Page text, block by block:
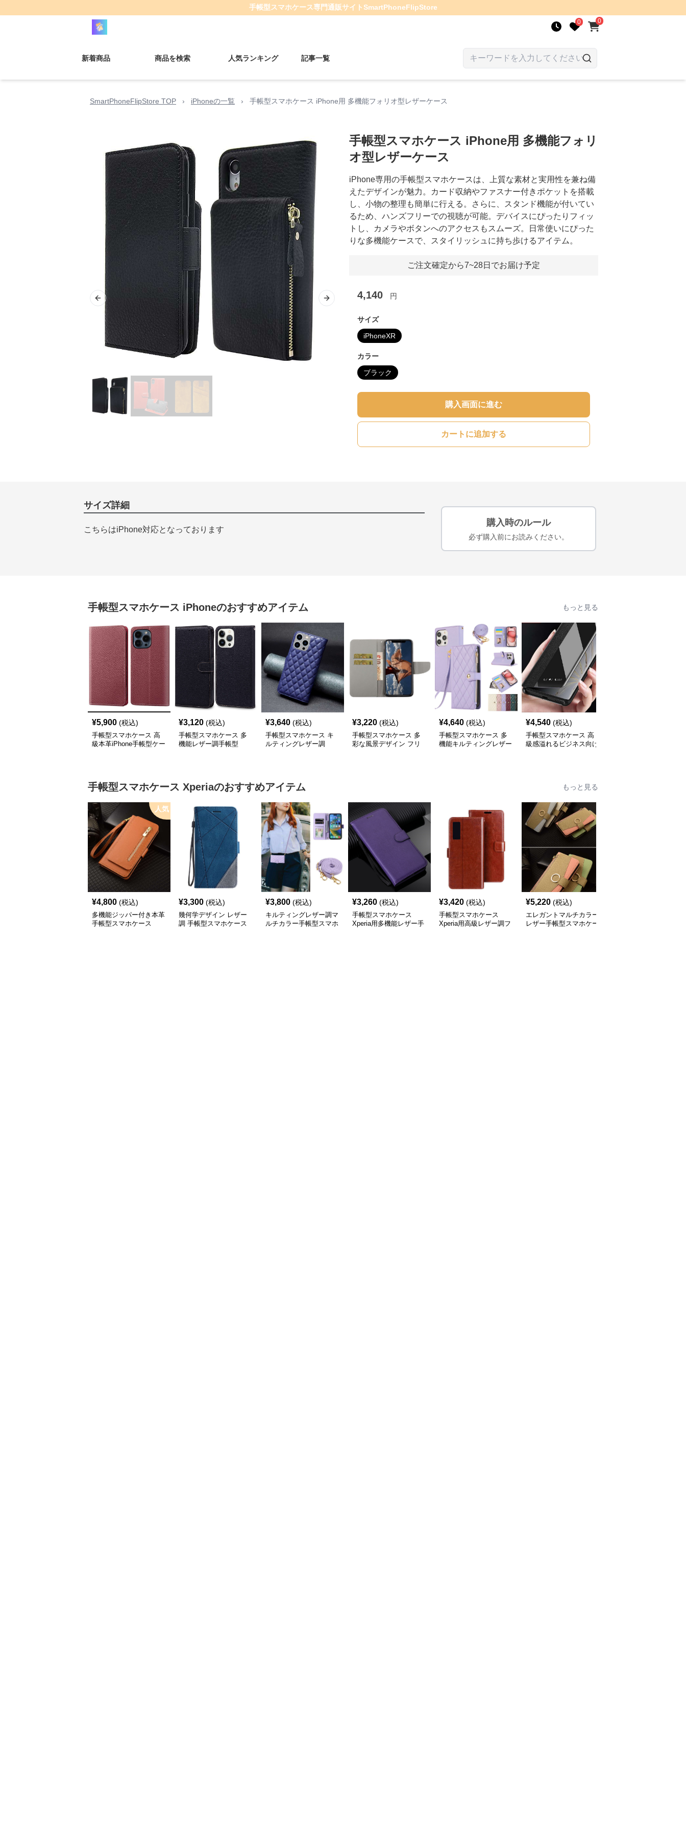
手帳型スマホケース専門通販サイトSmartPhoneFlipStore
0 0
新着商品 商品を検索 人気ランキング 記事一覧
SmartPhoneFlipStore TOP › iPhoneの一覧 › 手帳型スマホケース iPhone用 多機能フォリオ型レザーケース
Previous slide Next slide
手帳型スマホケース iPhone用 多機能フォリ
オ型レザーケース
iPhone専用の手帳型スマホケースは、上質な素材と実用性を兼ね備
えたデザインが魅力。カード収納やファスナー付きポケットを搭載
し、小物の整理も簡単に行える。さらに、スタンド機能が付いてい
るため、ハンズフリーでの視聴が可能。デバイスにぴったりフィッ
トし、カメラやボタンへのアクセスもスムーズ。日常使いにぴった
りな多機能ケースで、スタイリッシュに持ち歩けるアイテム。
ご注文確定から7~28日でお届け予定
4,140 円
サイズ
iPhoneXR
カラー
ブラック
購入画面に進む
カートに追加する
サイズ詳細
こちらはiPhone対応となっております
購入時のルール
必ず購入前にお読みください。
手帳型スマホケース iPhoneのおすすめアイテム もっと見る
¥5,900 (税込)
手帳型スマホケース 高
級本革iPhone手帳型ケー
¥3,120 (税込)
手帳型スマホケース 多
機能レザー調手帳型
¥3,640 (税込)
手帳型スマホケース キ
ルティングレザー調
¥3,220 (税込)
手帳型スマホケース 多
彩な風景デザイン フリ
¥4,640 (税込)
手帳型スマホケース 多
機能キルティングレザー
¥4,540 (税込)
手帳型スマホケース 高
級感溢れるビジネス向け
手帳型スマホケース Xperiaのおすすめアイテム もっと見る
人気
¥4,800 (税込)
多機能ジッパー付き本革
手帳型スマホケース
¥3,300 (税込)
幾何学デザイン レザー
調 手帳型スマホケース
¥3,800 (税込)
キルティングレザー調マ
ルチカラー手帳型スマホ
¥3,260 (税込)
手帳型スマホケース
Xperia用多機能レザー手
¥3,420 (税込)
手帳型スマホケース
Xperia用高級レザー調フ
¥5,220 (税込)
エレガントマルチカラー
レザー手帳型スマホケー